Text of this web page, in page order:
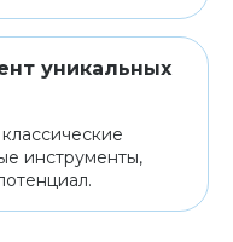
уникальных
инструменты,